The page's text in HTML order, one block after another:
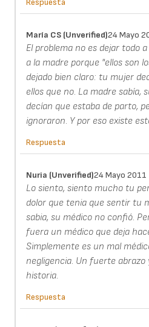
Respuesta
María CS (unverified)24 Mayo
El problema no es dejar todo
a la madre porque "ellos son
dejado bien claro: tu mujer
ellos que no. La madre sabía,
decían que estaba de parto,
ignoraron. Y por eso existe
Respuesta
Nuria (unverified)24 Mayo 2011
Lo siento, siento mucho tu
dolor que tenia que sentir tu
sabia, su médico no confió.
fuera un médico que deja
Simplemente es un mal
negligencia. Un fuerte
historia.
Respuesta